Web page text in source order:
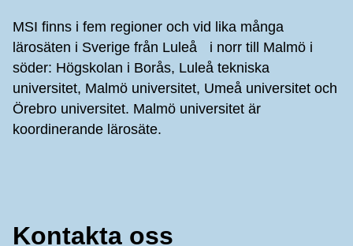
MSI finns i fem regioner och vid lika många
lärosäten i Sverige från Luleå i norr till Malmö i
söder: Högskolan i Borås, Luleå tekniska
universitet, Malmö universitet, Umeå universitet och
Örebro universitet. Malmö universitet är
koordinerande lärosäte.
Kontakta oss